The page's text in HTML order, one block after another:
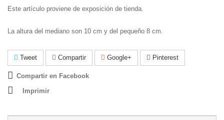
Este artículo proviene de exposición de tienda.
La altura del mediano son 10 cm y del pequeño 8 cm.
Tweet Compartir Google+ Pinterest
Compartir en Facebook
Imprimir